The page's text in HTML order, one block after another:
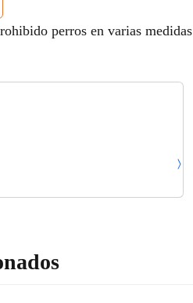
perros en varias medidas